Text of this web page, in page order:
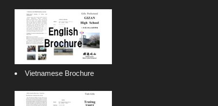
Vietnamese Brochure